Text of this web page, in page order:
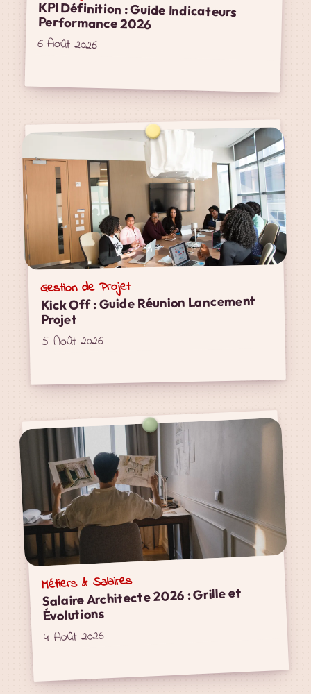
KPI Définition : Guide Indicateurs
Performance 2026
6 Août 2026
Gestion de Projet
Kick Off : Guide Réunion Lancement
Projet
5 Août 2026
Métiers & Salaires
Salaire Architecte 2026 : Grille et
Évolutions
4 Août 2026